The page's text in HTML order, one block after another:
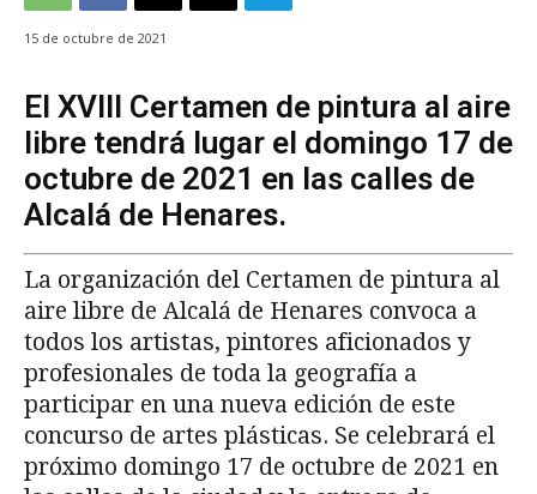
15 de octubre de 2021
El XVIII Certamen de pintura al aire
libre tendrá lugar el domingo 17 de
octubre de 2021 en las calles de
Alcalá de Henares.
La organización del Certamen de pintura al
aire libre de Alcalá de Henares convoca a
todos los artistas, pintores aficionados y
profesionales de toda la geografía a
participar en una nueva edición de este
concurso de artes plásticas. Se celebrará el
próximo domingo 17 de octubre de 2021 en